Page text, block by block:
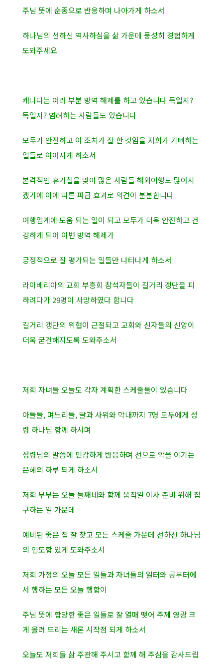
주님 뜻에 순종으로 반응하며 나아가게 하소서
하나님의 선하신 역사하심을 삶 가운데 풍성히 경험하게
도와주세요
캐나다는 여러 부분 방역 해제를 하고 있습니다 득일지?
독일지? 염려하는 사람들도 있습니다
모두가 안전하고 이 조치가 잘 한 것임을 저희가 기뻐하는
일들로 이어지게 하소서
본격적인 휴가철을 맞아 많은 사람들 해외여행도 많아지
겠기에 이에 따른 파급 효과로 의견이 분분합니다
여행업계에 도움 되는 일이 되고 모두가 더욱 안전하고 건
강하게 되어 이번 방역 해제가
긍정적으로 잘 평가되는 일들만 나타나게 하소서
라이베리아의 교회 부흥회 참석자들이 길거리 갱단을 피
하려다가 29명이 사망하였다 합니다
길거리 갱단의 위협이 근절되고 교회와 신자들의 신앙이
더욱 굳건해지도록 도와주소서
저희 자녀들 오늘도 각자 계획한 스케줄들이 있습니다
아들들, 며느리들, 딸과 사위와 막내까지 7명 모두에게 성
령 하나님 함께 하시며
성령님의 말씀에 민감하게 반응하며 선으로 악을 이기는
은혜의 하루 되게 하소서
저희 부부는 오늘 둘째네와 함께 움직일 이사 준비 위해 집
구하는 일 가운데
예비된 좋은 집 잘 찾고 모든 스케줄 가운데 선하신 하나님
의 인도함 있게 도와주소서
저희 가정의 오늘 모든 일들과 자녀들의 일터와 공부터에
서 행하는 모든 오늘 행함이
주님 뜻에 합당한 좋은 일들로 잘 열매 맺어 주께 영광 크
게 올려 드리는 새론 시작점 되게 하소서
오늘도 저희들 삶 주관해 주시고 함께 해 주심을 감사드립